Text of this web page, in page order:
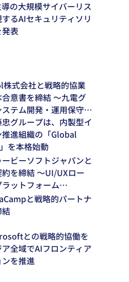
の大規模サイバーリス
るAIセキュリティソリ
表
株式会社と戦略的協業
意書を締結 ～九電グ
テム開発・運用保守領
協業を推進～
グループは、内製型イ
推進組織の「Global
を本格始動
ビーソフトジャパンと
を締結 ～UI/UXロー
ットフォーム
の技術支援体制を強化
と戦略的パートナ
との戦略的協働を
全域でAIフロンティア
を推進